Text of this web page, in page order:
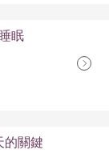
眠
的關鍵